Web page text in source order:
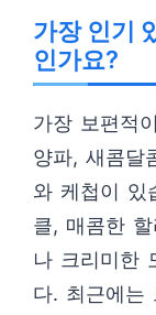
가장 인기
인가요?
가장 보편적
양파, 새콤달
와 케첩이 있
클, 매콤한
나 크리미한
다. 최근에는